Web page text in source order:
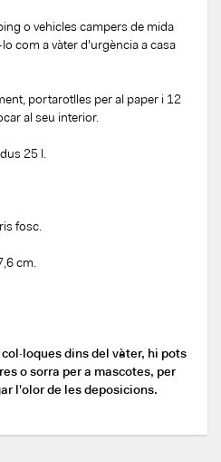
o vehicles campers de mida
com a vàter d'urgència a casa
portarotlles per al paper i 12
al seu interior.
25 l.
fosc.
cm.
dins del vàter, hi pots
o sorra per a mascotes, per
l'olor de les deposicions.